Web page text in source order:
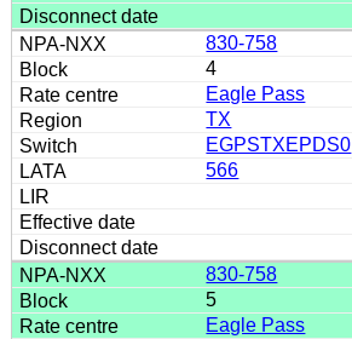
830-758
4
Eagle Pass
TX
EGPSTXEPDS0
566
830-758
5
Eagle Pass